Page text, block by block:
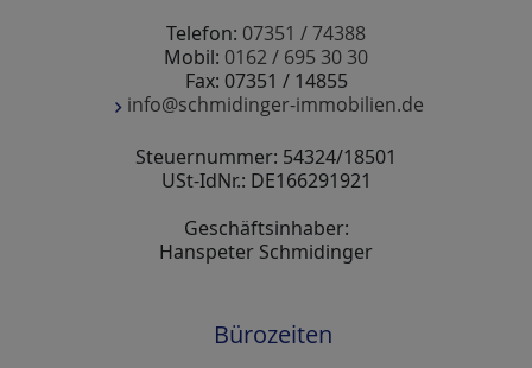
Telefon: 07351 / 74388
Mobil: 0162 / 695 30 30
Fax: 07351 / 14855
info@schmidinger-immobilien.de
Steuernummer: 54324/18501
USt-IdNr.: DE166291921
Geschäftsinhaber:
Hanspeter Schmidinger
Bürozeiten